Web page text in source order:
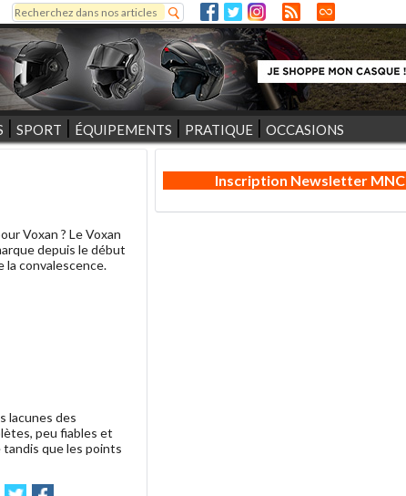
Formulaire de recherche
Rechercher
SPORT ÉQUIPEMENTS PRATIQUE OCCASIONS
Voxan ? Le Voxan
depuis le début
la convalescence.
lacunes des
peu fiables et
que les points
EnvoyerPartager
Inscription Newsletter MNC